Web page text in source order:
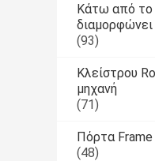
Κάτω από
(93)
Κλείστρου
μηχανή
(71)
Πόρτα Frame
(48)